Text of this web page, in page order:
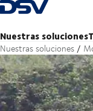
Volver a la
Nuestras soluciones
Nuestras soluciones